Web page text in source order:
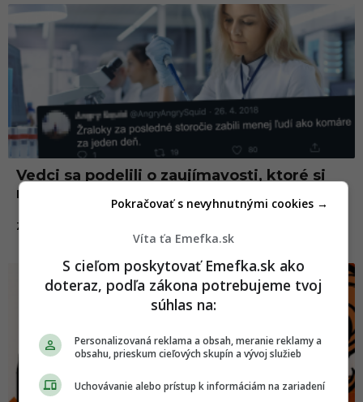
Vedci sa podelili o zaujímavosti, ktoré si
nevedel a určite ťa prekvapia
ZÁBAVA
Víta ťa Emefka.sk
S cieľom poskytovať Emefka.sk ako
doteraz, podľa zákona potrebujeme tvoj
súhlas na:
Personalizovaná reklama a obsah, meranie reklamy a
obsahu, prieskum cieľových skupín a vývoj služieb
Uchovávanie alebo prístup k informáciám na zariadení
Pokračovať s nevyhnutnými cookies →